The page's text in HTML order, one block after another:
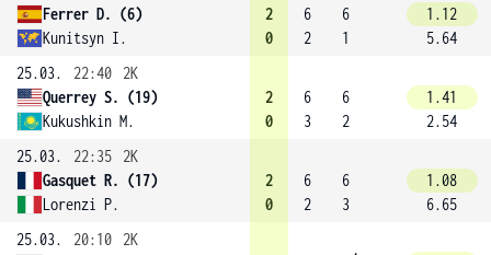
Ferrer D. (6)
Kunitsyn I.
2
0
6
2
6
1
1.12
5.64
25.03.
22:40
2K
Querrey S. (19)
Kukushkin M.
2
0
6
3
6
2
1.41
2.54
25.03.
22:35
2K
Gasquet R. (17)
Lorenzi P.
2
0
6
2
6
3
1.08
6.65
25.03.
20:10
2K